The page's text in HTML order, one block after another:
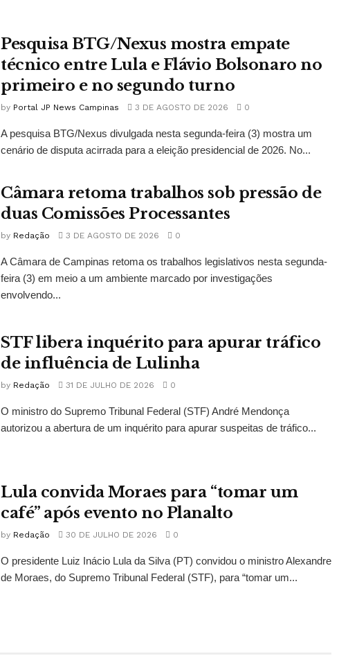
Pesquisa BTG/Nexus mostra empate
técnico entre Lula e Flávio Bolsonaro no
primeiro e no segundo turno
by Portal JP News Campinas 3 DE AGOSTO DE 2026 0
A pesquisa BTG/Nexus divulgada nesta segunda-feira (3) mostra um
cenário de disputa acirrada para a eleição presidencial de 2026. No...
Câmara retoma trabalhos sob pressão de
duas Comissões Processantes
by Redação 3 DE AGOSTO DE 2026 0
A Câmara de Campinas retoma os trabalhos legislativos nesta segunda-
feira (3) em meio a um ambiente marcado por investigações
envolvendo...
STF libera inquérito para apurar tráfico
de influência de Lulinha
by Redação 31 DE JULHO DE 2026 0
O ministro do Supremo Tribunal Federal (STF) André Mendonça
autorizou a abertura de um inquérito para apurar suspeitas de tráfico...
Lula convida Moraes para “tomar um
café” após evento no Planalto
by Redação 30 DE JULHO DE 2026 0
O presidente Luiz Inácio Lula da Silva (PT) convidou o ministro Alexandre
de Moraes, do Supremo Tribunal Federal (STF), para “tomar um...